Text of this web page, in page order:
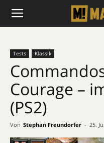
Tests Klassik
Courage –
(PS2)
Von Stephan Freundorfer - 25.